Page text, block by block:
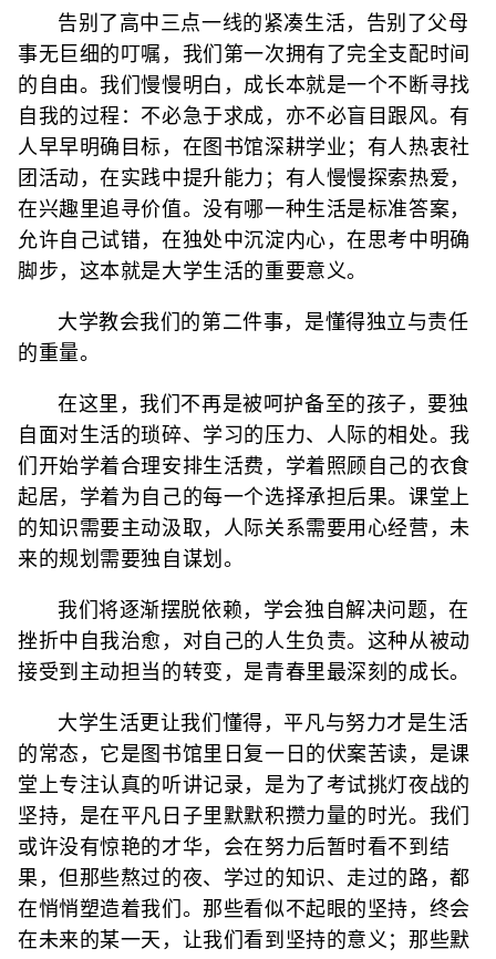
告别了高中三点一线的紧凑生活，告别了父母
事无巨细的叮嘱，我们第一次拥有了完全支配时间
的自由。我们慢慢明白，成长本就是一个不断寻找
自我的过程：不必急于求成，亦不必盲目跟风。有
人早早明确目标，在图书馆深耕学业；有人热衷社
团活动，在实践中提升能力；有人慢慢探索热爱，
在兴趣里追寻价值。没有哪一种生活是标准答案，
允许自己试错，在独处中沉淀内心，在思考中明确
脚步，这本就是大学生活的重要意义。
大学教会我们的第二件事，是懂得独立与责任
的重量。
在这里，我们不再是被呵护备至的孩子，要独
自面对生活的琐碎、学习的压力、人际的相处。我
们开始学着合理安排生活费，学着照顾自己的衣食
起居，学着为自己的每一个选择承担后果。课堂上
的知识需要主动汲取，人际关系需要用心经营，未
来的规划需要独自谋划。
我们将逐渐摆脱依赖，学会独自解决问题，在
挫折中自我治愈，对自己的人生负责。这种从被动
接受到主动担当的转变，是青春里最深刻的成长。
大学生活更让我们懂得，平凡与努力才是生活
的常态，它是图书馆里日复一日的伏案苦读，是课
堂上专注认真的听讲记录，是为了考试挑灯夜战的
坚持，是在平凡日子里默默积攒力量的时光。我们
或许没有惊艳的才华，会在努力后暂时看不到结
果，但那些熬过的夜、学过的知识、走过的路，都
在悄悄塑造着我们。那些看似不起眼的坚持，终会
在未来的某一天，让我们看到坚持的意义；那些默